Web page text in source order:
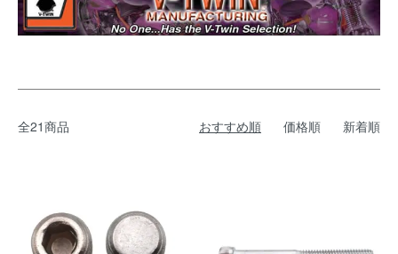
全21商品 おすすめ順 価格順 新着順